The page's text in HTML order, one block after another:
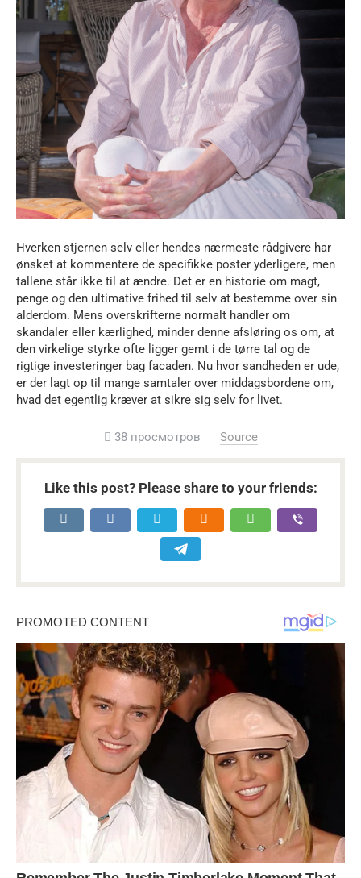
Hverken stjernen selv eller hendes nærmeste rådgivere har
ønsket at kommentere de specifikke poster yderligere, men
tallene står ikke til at ændre. Det er en historie om magt,
penge og den ultimative frihed til selv at bestemme over sin
alderdom. Mens overskrifterne normalt handler om
skandaler eller kærlighed, minder denne afsløring os om, at
den virkelige styrke ofte ligger gemt i de tørre tal og de
rigtige investeringer bag facaden. Nu hvor sandheden er ude,
er der lagt op til mange samtaler over middagsbordene om,
hvad det egentlig kræver at sikre sig selv for livet.
38 просмотров Source
Like this post? Please share to your friends: